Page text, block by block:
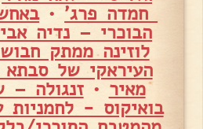
חמדה פרג' •
הבוכרי – נדיה
לוזינה ממתק
העיראקי של
מאיר •זנגולה –
בואיקוס - לחמניות